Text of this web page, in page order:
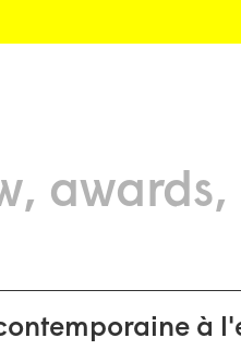
awards
à